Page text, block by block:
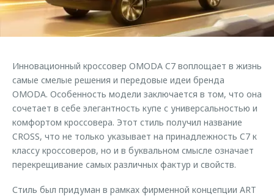
Страхование
Кредитный калькулятор
Одежда и сувениры
Оригинальные аксессуары
Запчасти
Трейд-ин
Калькулятор трейд-ин
Клиентская поддержка
O&J Автоклуб
Одежда и сувениры
Оригинальные аксессуары
Запчасти
Обратная связь
Инновационный кроссовер OMODA C7 воплощает в жизнь
самые смелые решения и передовые идеи бренда
OMODA. Особенность модели заключается в том, что она
сочетает в себе элегантность купе с универсальностью и
комфортом кроссовера. Этот стиль получил название
CROSS, что не только указывает на принадлежность C7 к
классу кроссоверов, но и в буквальном смысле означает
перекрещивание самых различных фактур и свойств.
Стиль был придуман в рамках фирменной концепции ART